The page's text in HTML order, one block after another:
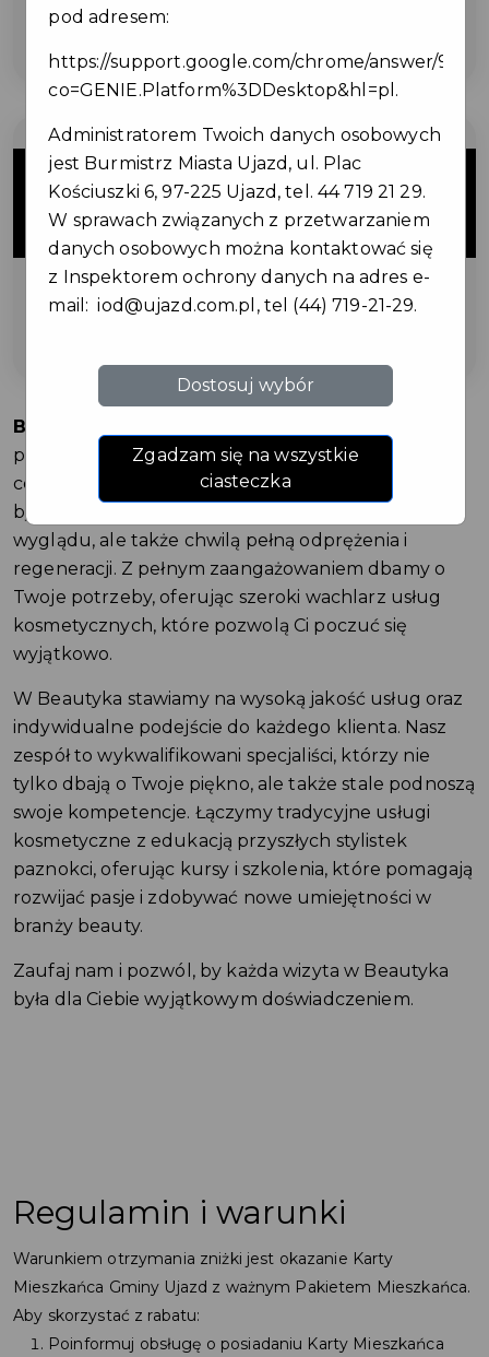
10%
ZNIŻKI
na wszystkie szkolenia ze stylizacji
Beautyka Centrum Urody
profesjonalizm z pasją do piękna i relaksu. Naszym
celem jest, aby każda wizyta w naszym centrum
była dla Ciebie nie tylko okazją do poprawy
wyglądu, ale także chwilą pełną odprężenia i
regeneracji. Z pełnym zaangażowaniem dbamy o
Twoje potrzeby, oferując szeroki wachlarz usług
kosmetycznych, które pozwolą Ci poczuć się
wyjątkowo.
W Beautyka stawiamy na wysoką jakość usług oraz
indywidualne podejście do każdego klienta. Nasz
zespół to wykwalifikowani specjaliści, którzy nie
tylko dbają o Twoje piękno, ale także stale podnoszą
swoje kompetencje. Łączymy tradycyjne usługi
kosmetyczne z edukacją przyszłych stylistek
paznokci, oferując kursy i szkolenia, które pomagają
rozwijać pasje i zdobywać nowe umiejętności w
branży beauty.
Zaufaj nam i pozwól, by każda wizyta w Beautyka
była dla Ciebie wyjątkowym doświadczeniem.
Regulamin i warunki
Warunkiem otrzymania zniżki jest okazanie Karty
Mieszkańca Gminy Ujazd z ważnym Pakietem Mieszkańca.
Aby skorzystać z rabatu:
Poinformuj obsługę o posiadaniu Karty Mieszkańca
pod adresem:
https://support.google.com/chrome/answer/
co=GENIE.Platform%3DDesktop&hl=pl .
Administratorem Twoich danych osobowych
jest Burmistrz Miasta Ujazd, ul. Plac
Kościuszki 6, 97-225 Ujazd, tel. 44 719 21 29.
W sprawach związanych z przetwarzaniem
danych osobowych można kontaktować się
z Inspektorem ochrony danych na adres e-
mail:iod@ujazd.com.pl , tel (44) 719-21-29.
Dostosuj wybór
Zgadzam się na wszystkie
ciasteczka